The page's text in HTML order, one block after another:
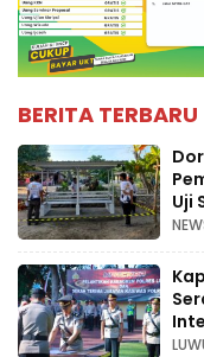
BERITA TERBARU
Uji